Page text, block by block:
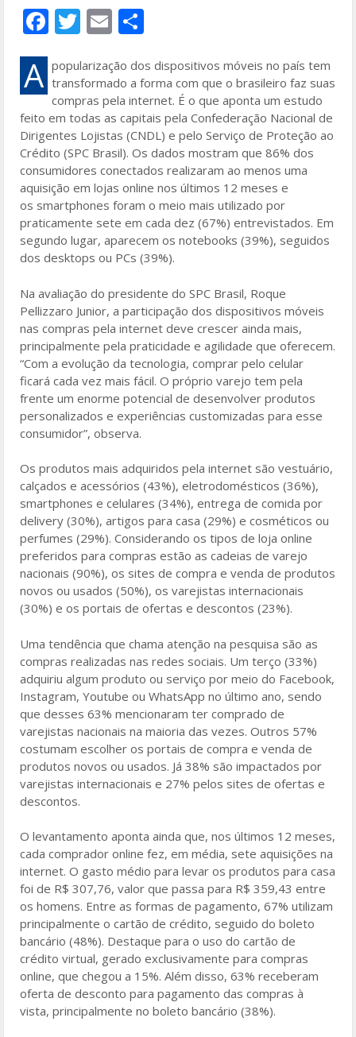
F
ac
e
b
o
o
k
T
w
itt
er
E
m
ai
l
ar
e
A popularização dos dispositivos móveis no país tem
transformado a forma com que o brasileiro faz suas
compras pela internet. É o que aponta um estudo
feito em todas as capitais pela Confederação Nacional de
Dirigentes Lojistas (CNDL) e pelo Serviço de Proteção ao
Crédito (SPC Brasil). Os dados mostram que 86% dos
consumidores conectados realizaram ao menos uma
aquisição em lojas online nos últimos 12 meses e
os smartphones foram o meio mais utilizado por
praticamente sete em cada dez (67%) entrevistados. Em
segundo lugar, aparecem os notebooks (39%), seguidos
dos desktops ou PCs (39%).
Na avaliação do presidente do SPC Brasil, Roque
Pellizzaro Junior, a participação dos dispositivos móveis
nas compras pela internet deve crescer ainda mais,
principalmente pela praticidade e agilidade que oferecem.
“Com a evolução da tecnologia, comprar pelo celular
ficará cada vez mais fácil. O próprio varejo tem pela
frente um enorme potencial de desenvolver produtos
personalizados e experiências customizadas para esse
consumidor”, observa.
Os produtos mais adquiridos pela internet são vestuário,
calçados e acessórios (43%), eletrodomésticos (36%),
smartphones e celulares (34%), entrega de comida por
delivery (30%), artigos para casa (29%) e cosméticos ou
perfumes (29%). Considerando os tipos de loja online
preferidos para compras estão as cadeias de varejo
nacionais (90%), os sites de compra e venda de produtos
novos ou usados (50%), os varejistas internacionais
(30%) e os portais de ofertas e descontos (23%).
Uma tendência que chama atenção na pesquisa são as
compras realizadas nas redes sociais. Um terço (33%)
adquiriu algum produto ou serviço por meio do Facebook,
Instagram, Youtube ou WhatsApp no último ano, sendo
que desses 63% mencionaram ter comprado de
varejistas nacionais na maioria das vezes. Outros 57%
costumam escolher os portais de compra e venda de
produtos novos ou usados. Já 38% são impactados por
varejistas internacionais e 27% pelos sites de ofertas e
descontos.
O levantamento aponta ainda que, nos últimos 12 meses,
cada comprador online fez, em média, sete aquisições na
internet. O gasto médio para levar os produtos para casa
foi de R$ 307,76, valor que passa para R$ 359,43 entre
os homens. Entre as formas de pagamento, 67% utilizam
principalmente o cartão de crédito, seguido do boleto
bancário (48%). Destaque para o uso do cartão de
crédito virtual, gerado exclusivamente para compras
online, que chegou a 15%. Além disso, 63% receberam
oferta de desconto para pagamento das compras à
vista, principalmente no boleto bancário (38%).